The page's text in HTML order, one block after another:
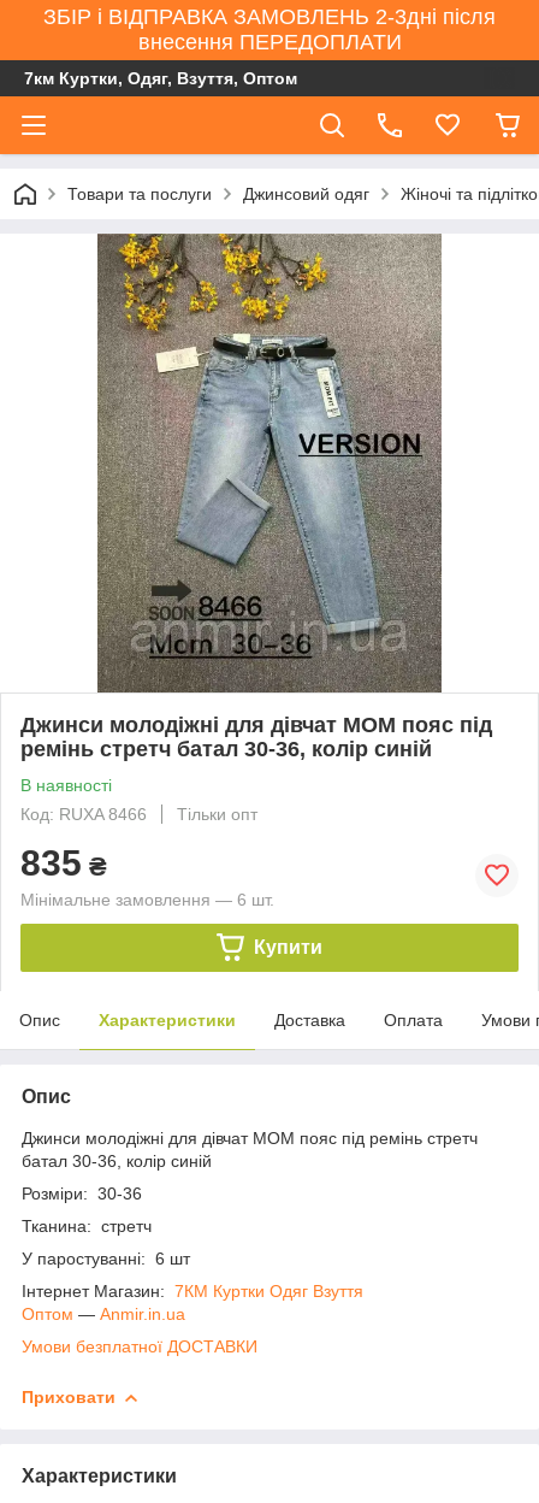
ЗБІР і ВІДПРАВКА ЗАМОВЛЕНЬ 2-3дні після
внесення ПЕРЕДОПЛАТИ
7км Куртки, Одяг, Взуття, Оптом
Товари та послуги Джинсовий одяг Жіночі та
Джинси молодіжні для дівчат МОМ пояс під
ремінь стретч батал 30-36, колір синій
В наявності
Код: RUXA 8466
Тільки опт
835 ₴
Мінімальне замовлення — 6 шт.
Купити
Опис Характеристики Доставка Оплата Умови
Опис
Джинси молодіжні для дівчат МОМ пояс під ремінь стретч
батал 30-36, колір синій
Розміри: 30-36
Тканина: стретч
У паростуванні: 6 шт
Інтернет Магазин: 7КМ Куртки Одяг Взуття
Оптом ― Anmir.in.ua
Умови безплатної ДОСТАВКИ
Приховати
Характеристики